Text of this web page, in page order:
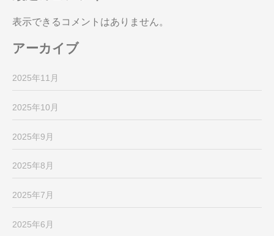
表示できるコメントはありません。
アーカイブ
2025年11月
2025年10月
2025年9月
2025年8月
2025年7月
2025年6月